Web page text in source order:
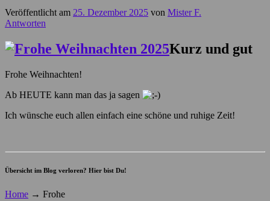
Veröffentlicht am 25. Dezember 2025 von Mister F.
Antworten
Kurz und gut
Frohe Weihnachten!
Ab HEUTE kann man das ja sagen
Ich wünsche euch allen einfach eine schöne und ruhige Zeit!
Übersicht im Blog verloren? Hier bist Du!
Home → Frohe